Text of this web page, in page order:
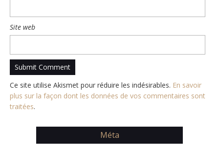
Site web
Ce site utilise Akismet pour réduire les indésirables. En savoir
plus sur la façon dont les données de vos commentaires sont
traitées.
Méta